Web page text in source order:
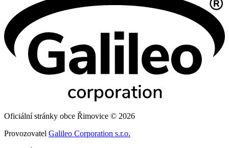
Oficiální stránky obce Řimovice © 2026
Provozovatel Galileo Corporation s.r.o.